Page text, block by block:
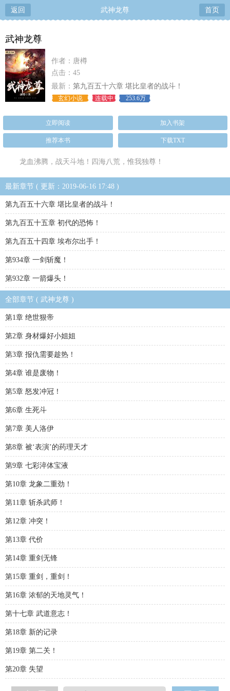
返回 武神龙尊 首页
武神龙尊
作者：唐樽
点击：45
最新： 第九百五十六章 堪比皇者的战斗！
玄幻小说 连载中 253.6万
立即阅读 加入书架
推荐本书 下载TXT
龙血沸腾，战天斗地！四海八荒，惟我独尊！
最新章节 ( 更新：2019-06-16 17:48 )
第九百五十六章 堪比皇者的战斗！
第九百五十五章 初代的恐怖！
第九百五十四章 埃布尔出手！
第934章 一剑斩魔！
第932章 一箭爆头！
全部章节 ( 武神龙尊 )
第1章 绝世狠帝
第2章 身材爆好小姐姐
第3章 报仇需要趁热！
第4章 谁是废物！
第5章 怒发冲冠！
第6章 生死斗
第7章 美人洛伊
第8章 被‘表演’的药理天才
第9章 七彩淬体宝液
第10章 龙象二重劲！
第11章 斩杀武师！
第12章 冲突！
第13章 代价
第14章 重剑无锋
第15章 重剑，重剑！
第16章 浓郁的天地灵气！
第十七章 武道意志！
第18章 新的记录
第19章 第二关！
第20章 失望